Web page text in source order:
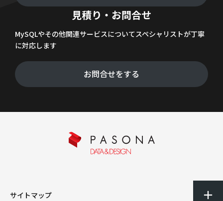
見積り・お問合せ
MySQLやその他関連サービスについてスペシャリストが丁寧
に対応します
お問合せをする
サイトマップ